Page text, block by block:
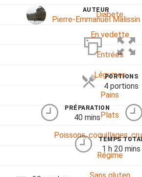
Diabete
En vedette
Entrées
Légumes
Pains
Plats
Poissons, coquillages,
Régime
AUTEUR
Pierre-Emmanuel Malissin
PORTIONS
4 portions
PRÉPARATION
40 mins
TEMPS
1 h 20 mins